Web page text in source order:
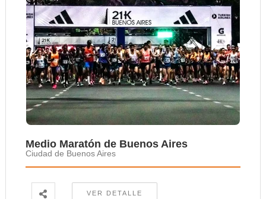
Medio Maratón de Buenos Aires
Ciudad de Buenos Aires
VER DETALLE